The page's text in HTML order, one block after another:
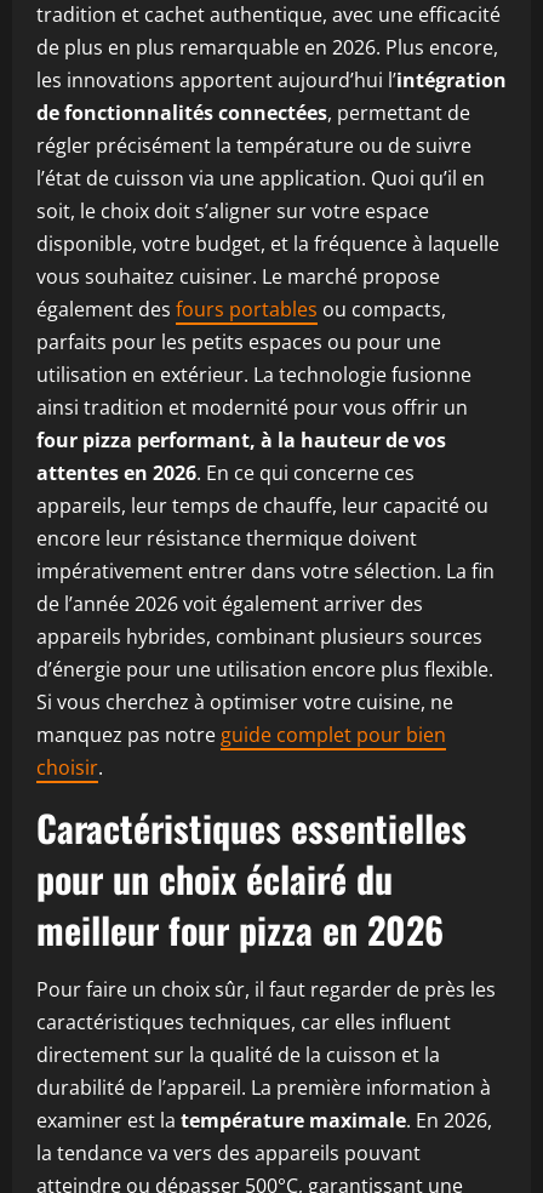
tradition et cachet authentique, avec une efficacité
de plus en plus remarquable en 2026. Plus encore,
les innovations apportent aujourd’hui l’intégration
de fonctionnalités connectées, permettant de
régler précisément la température ou de suivre
l’état de cuisson via une application. Quoi qu’il en
soit, le choix doit s’aligner sur votre espace
disponible, votre budget, et la fréquence à laquelle
vous souhaitez cuisiner. Le marché propose
également des fours portables ou compacts,
parfaits pour les petits espaces ou pour une
utilisation en extérieur. La technologie fusionne
ainsi tradition et modernité pour vous offrir un
four pizza performant, à la hauteur de vos
attentes en 2026. En ce qui concerne ces
appareils, leur temps de chauffe, leur capacité ou
encore leur résistance thermique doivent
impérativement entrer dans votre sélection. La fin
de l’année 2026 voit également arriver des
appareils hybrides, combinant plusieurs sources
d’énergie pour une utilisation encore plus flexible.
Si vous cherchez à optimiser votre cuisine, ne
manquez pas notre guide complet pour bien
choisir.
Caractéristiques essentielles
pour un choix éclairé du
meilleur four pizza en 2026
Pour faire un choix sûr, il faut regarder de près les
caractéristiques techniques, car elles influent
directement sur la qualité de la cuisson et la
durabilité de l’appareil. La première information à
examiner est la température maximale. En 2026,
la tendance va vers des appareils pouvant
atteindre ou dépasser 500°C, garantissant une